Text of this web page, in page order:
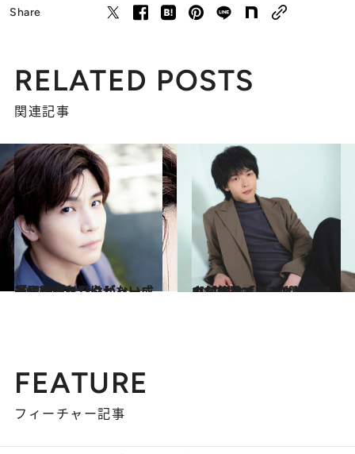
Share
RELATED POSTS
関連記事
2022.6.7
岩田剛典インタビュー 「やっぱり野心がないと。従順なだけじゃ、成長はない」
カルチャー 2022.5.20
中村倫也インタビュー【前篇】「どんな結果でも“心中”できる仲間と」ミミックオクトパス俳優の創作論
カルチャー
FEATURE
フィーチャー記事